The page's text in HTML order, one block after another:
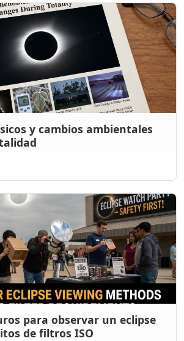
y cambios ambientales
para observar un eclipse
de filtros ISO